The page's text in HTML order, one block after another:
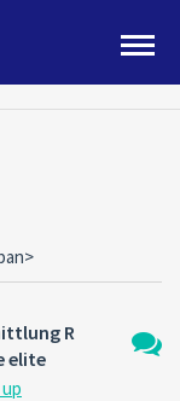
R
elite